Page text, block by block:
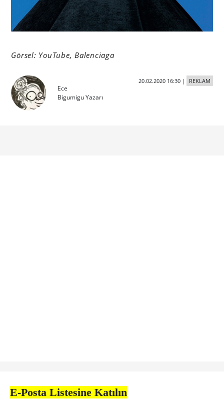
Görsel: YouTube, Balenciaga
Ece
Bigumigu Yazarı
20.02.2020 16:30| REKLAM
E-Posta Listesine Katılın